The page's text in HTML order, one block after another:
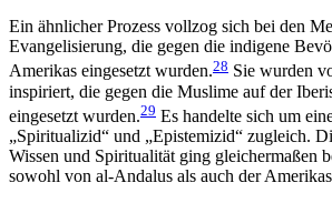
Ein ähnlicher Prozess vollzog sich bei den
Evangelisierung, die gegen die indigene
Amerikas eingesetzt wurden.28 Sie wurden
inspiriert, die gegen die Muslime auf der
eingesetzt wurden.29 Es handelte sich um
„Spiritualizid“ und „Epistemizid“ zugleich.
Wissen und Spiritualität ging gleichermaßen
sowohl von al-Andalus als auch der